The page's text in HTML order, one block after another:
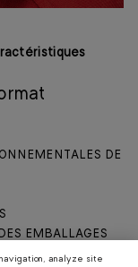
DE
EMBALLAGES
analyze site